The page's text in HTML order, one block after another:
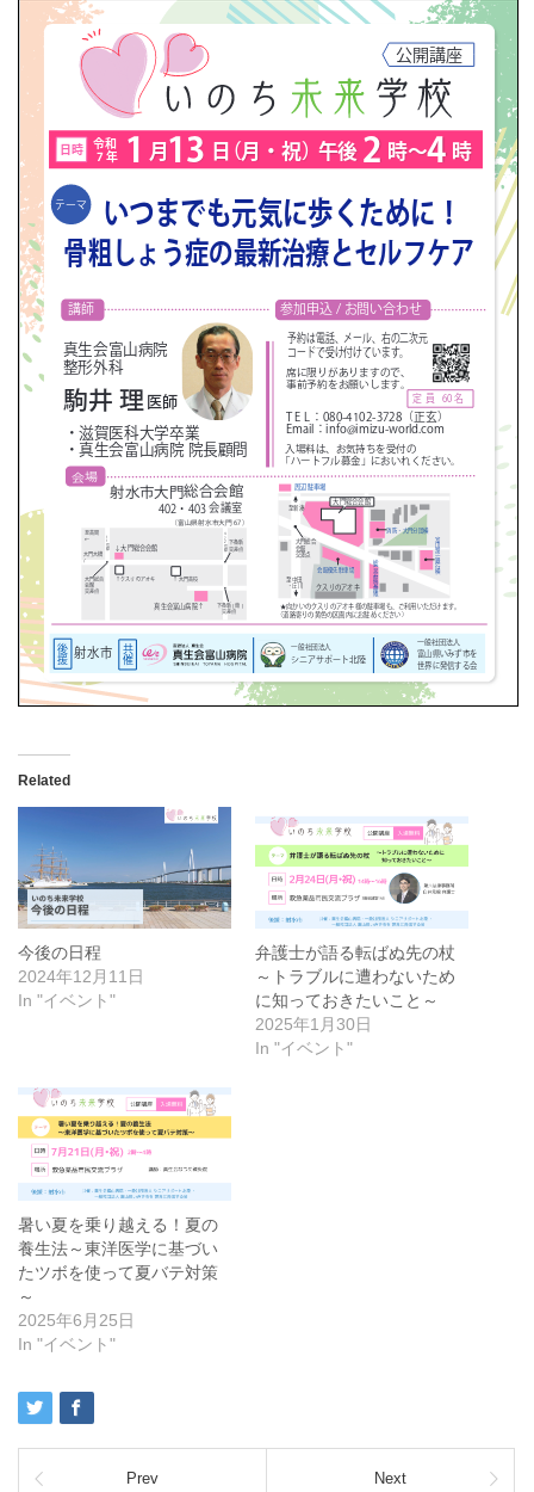
Related
今後の日程
2024年12月11日
In "イベント"
弁護士が語る転ばぬ先の杖
～トラブルに遭わないため
に知っておきたいこと～
2025年1月30日
In "イベント"
暑い夏を乗り越える！夏の
養生法～東洋医学に基づい
たツボを使って夏バテ対策
～
2025年6月25日
In "イベント"
Prev Next